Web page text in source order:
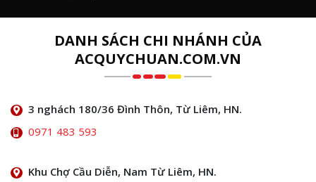
DANH SÁCH CHI NHÁNH CỦA
ACQUYCHUAN.COM.VN
3 nghách 180/36 Đình Thôn, Từ Liêm, HN.
0971 483 593
Khu Chợ Cầu Diễn, Nam Từ Liêm, HN.